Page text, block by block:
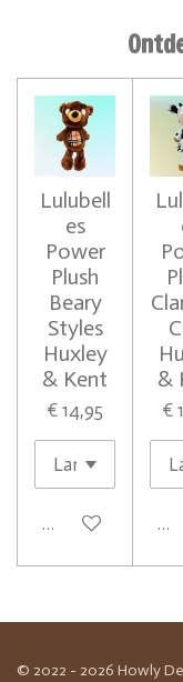
Lulubell
es
Power
Plush
Beary
Styles
Huxley
& Kent
€ 14,95
In winkelwagen
&
€
In
© 2022 - 2026 Howly